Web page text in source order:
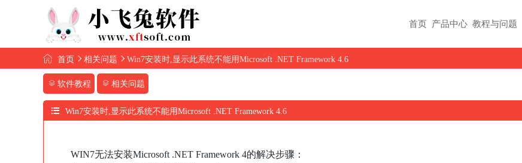
首页 产品中心 教程与问题
首页 相关问题 Win7安装时,显示此系统不能用Microsoft .NET Framework 4.6
软件教程 相关问题
Win7安装时,显示此系统不能用Microsoft .NET Framework 4.6
WIN7无法安装Microsoft .NET Framework 4的解决步骤：